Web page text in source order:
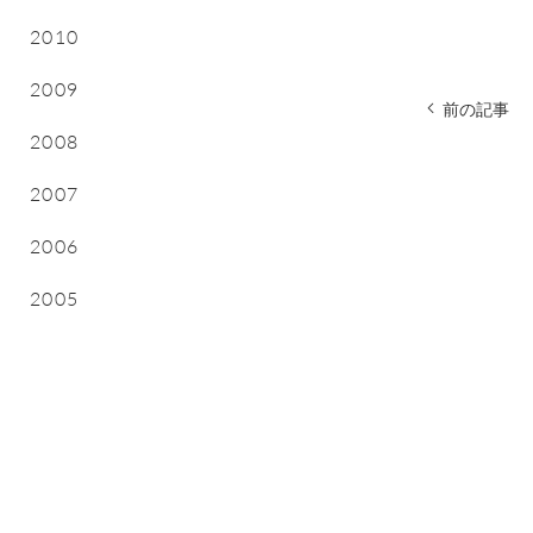
前の記事
2010
2009
2008
2007
2006
2005